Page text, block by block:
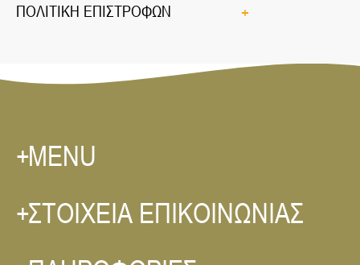
ΠΟΛΙΤΙΚΗ ΕΠΙΣΤΡΟΦΩΝ
MENU
ΣΤΟΙΧΕΙΑ ΕΠΙΚΟΙΝΩΝΙΑΣ